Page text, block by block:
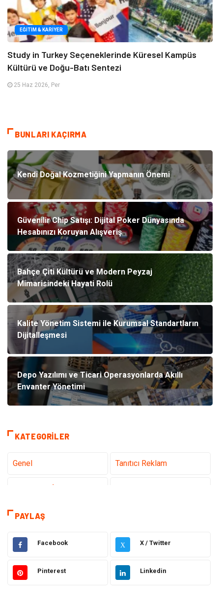
EĞITIM & KARIYER
Study in Turkey Seçeneklerinde Küresel Kampüs
Kültürü ve Doğu-Batı Sentezi
25 Haz 2026, Per
BUNLARI KAÇIRMA
Kendi Doğal Kozmetiğini Yapmanın Önemi
Güvenilir Chip Satışı: Dijital Poker Dünyasında
Hesabınızı Koruyan Alışveriş
Bahçe Çiti Kültürü ve Modern Peyzaj
Mimarisindeki Hayati Rolü
Kalite Yönetim Sistemi ile Kurumsal Standartların
Dijitalleşmesi
Depo Yazılımı ve Ticari Operasyonlarda Akıllı
Envanter Yönetimi
KATEGORILER
Genel Tanıtıcı Reklam
Eğitim & Kariyer
Hukuk Moda
Gündem Elektronik
PAYLAŞ
Facebook X X / Twitter
Pinterest Linkedin